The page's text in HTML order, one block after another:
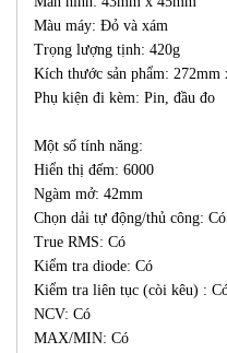
Màu máy: Đỏ và xám
Trọng lượng tịnh: 420g
Kích thước sản phẩm:
Phụ kiện đi kèm: Pin, đầu đo
Một số tính năng:
Hiển thị đếm: 6000
Ngàm mở: 42mm
Chọn dải tự động/thủ công: Có
True RMS: Có
Kiểm tra diode: Có
Kiểm tra liên tục (còi kêu) :
NCV: Có
MAX/MIN: Có